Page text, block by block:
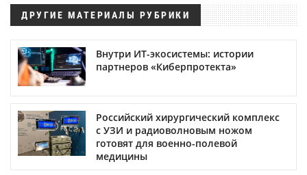
ДРУГИЕ МАТЕРИАЛЫ РУБРИКИ
Внутри ИТ-экосистемы: истории
партнеров «Киберпротекта»
Российский хирургический комплекс
с УЗИ и радиоволновым ножом
готовят для военно-полевой
медицины